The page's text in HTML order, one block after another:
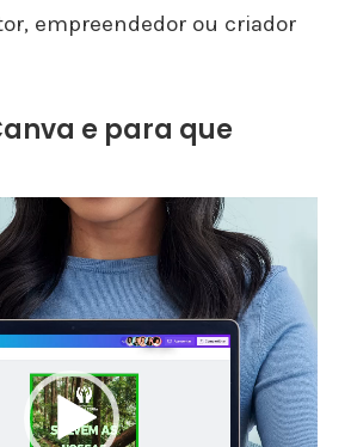
empreendedor ou criador
e para que